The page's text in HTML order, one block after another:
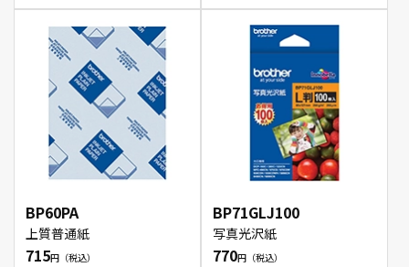
BP60PA
上質普通紙
715
BP71GLJ100
写真光沢紙
770